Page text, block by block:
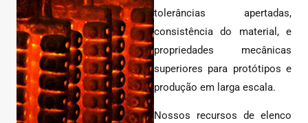
tolerâncias apertadas,
consistência do material, e
propriedades mecânicas
superiores para protótipos e
produção em larga escala.
Nossos recursos de elenco